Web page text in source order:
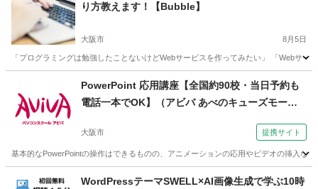
り方教えます！【Bubble】
大阪市 8月5日
「プログラミングは勉強したことないけどWebサービスを作ってみたい」 「Webサ
ノーコード
PowerPoint 応用講座【全国約90校・当日予約も
電話一本でOK】（アビバ あべのキューズモール
大阪市 提携サイト
基本的なPowerPointの操作はできるものの、アニメーションの応用やビデオの挿入な
WordPressテーマSWELL×AI画像生成で学ぶ10時